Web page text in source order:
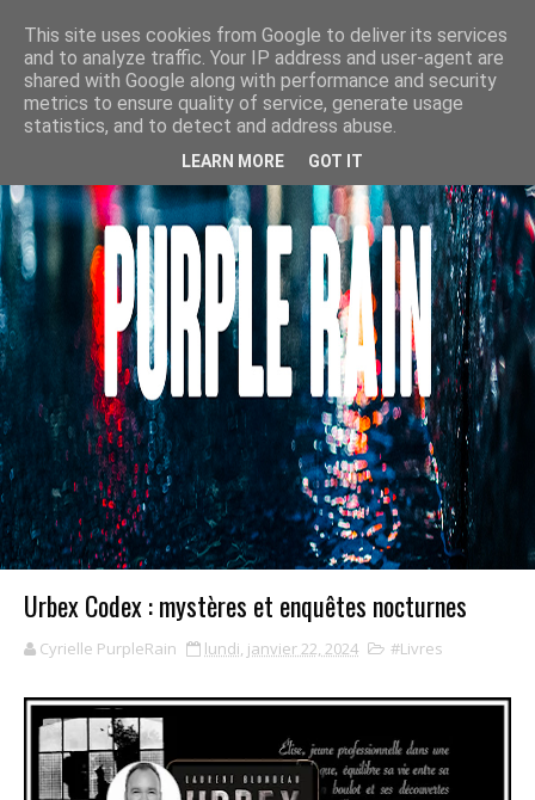
Urbex Codex : mystères et enquêtes nocturnes
Cyrielle PurpleRain lundi, janvier 22, 2024 #Livres
This site uses cookies from Google to deliver its services
and to analyze traffic. Your IP address and user-agent are
shared with Google along with performance and security
metrics to ensure quality of service, generate usage
statistics, and to detect and address abuse.
LEARN MORE GOT IT